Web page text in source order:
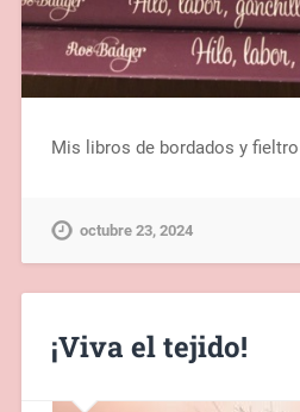
Mis libros de bordados y fieltro
octubre 23, 2024
¡Viva el tejido!